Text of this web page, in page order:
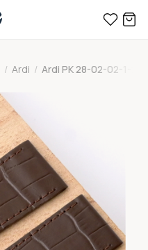
/ Ardi / Ardi РК 28-02-02-1-2